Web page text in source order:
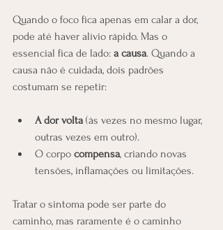
Quando o foco fica apenas em calar a dor,
pode até haver alívio rápido. Mas o
essencial fica de lado: a causa. Quando a
causa não é cuidada, dois padrões
costumam se repetir:
A dor volta (às vezes no mesmo lugar,
outras vezes em outro).
O corpo compensa, criando novas
tensões, inflamações ou limitações.
Tratar o sintoma pode ser parte do
caminho, mas raramente é o caminho